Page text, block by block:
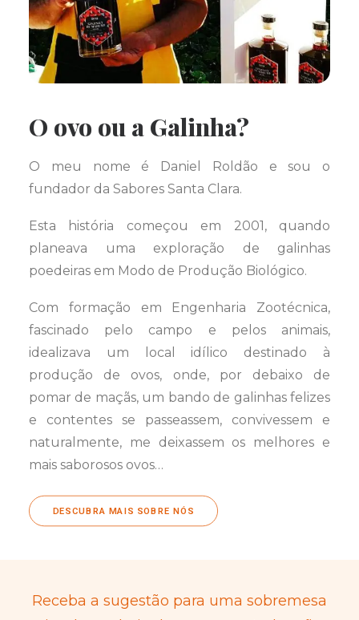
O ovo ou a Galinha?
O meu nome é Daniel Roldão e sou o
fundador da Sabores Santa Clara.
Esta história começou em 2001, quando
planeava uma exploração de galinhas
poedeiras em Modo de Produção Biológico.
Com formação em Engenharia Zootécnica,
fascinado pelo campo e pelos animais,
idealizava um local idílico destinado à
produção de ovos, onde, por debaixo de
pomar de maçãs, um bando de galinhas felizes
e contentes se passeassem, convivessem e
naturalmente, me deixassem os melhores e
mais saborosos ovos…
DESCUBRA MAIS SOBRE NÓS
Receba a sugestão para uma sobremesa